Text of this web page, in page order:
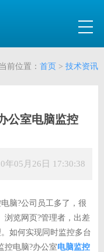
当前位置： 首页 > 技术资讯
公室电脑监控
05月26日 17:30:38
脑?公司员工多了，很
浏览网页?管理者，出差
如何实现同时监控多台
控电脑?办公室电脑监控